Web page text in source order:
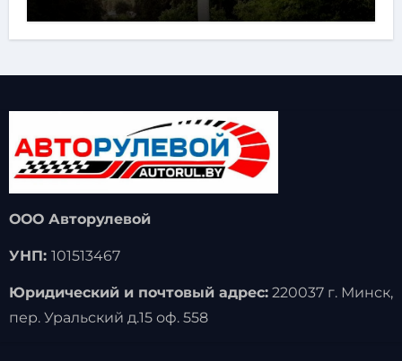
ООО Авторулевой
УНП: 101513467
Юридический и почтовый адрес:220037 г. Минск,
пер. Уральский д.15 оф. 558